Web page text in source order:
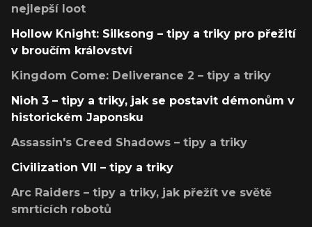
nejlepší loot
Hollow Knight: Silksong – tipy a triky pro přežití
v broučím království
Kingdom Come: Deliverance 2 – tipy a triky
Nioh 3 – tipy a triky, jak se postavit démonům v
historickém Japonsku
Assassin's Creed Shadows – tipy a triky
Civilization VII – tipy a triky
Arc Raiders – tipy a triky, jak přežít ve světě
smrtících robotů